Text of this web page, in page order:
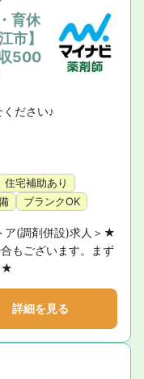
育休
市】
500
ださい♪
住宅補助あり
ブランクOK
ア(調剤併設)求人＞★
もございます。まず
★
詳細を見る